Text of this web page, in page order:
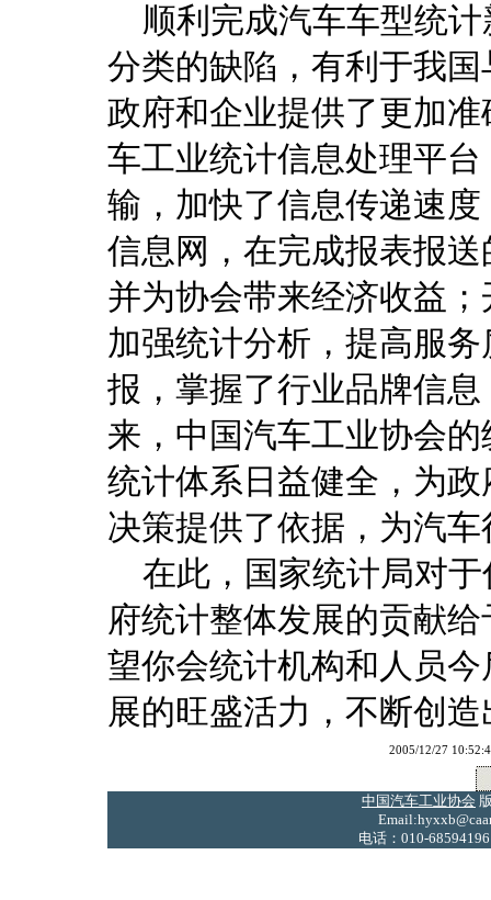
顺利完成汽车车型统计
分类的缺陷，有利于我
政府和企业提供了更加
车工业统计信息处理平
输，加快了信息传递速
信息网，在完成报表报
并为协会带来经济收益
加强统计分析，提高服
报，掌握了行业品牌信
来，中国汽车工业协会
统计体系日益健全，为
决策提供了依据，为汽
在此，国家统计局对于
府统计整体发展的贡献
望你会统计机构和人员
展的旺盛活力，不断创
2005/12/27
中国汽车工业协会
电话：010-